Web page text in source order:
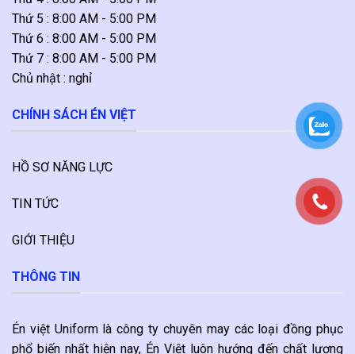
Thứ 5 : 8:00 AM - 5:00 PM
Thứ 6 : 8:00 AM - 5:00 PM
Thứ 7 : 8:00 AM - 5:00 PM
Chủ nhật : nghỉ
CHÍNH SÁCH ÉN VIỆT
HỒ SƠ NĂNG LỰC
TIN TỨC
GIỚI THIỆU
THÔNG TIN
Én việt Uniform là công ty chuyên may các loại đồng phục
phổ biến nhất hiện nay, Én Việt luôn hướng đến chất lượng